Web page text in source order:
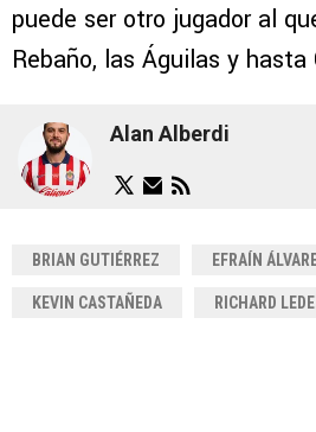
puede ser otro jugador al
Rebaño, las Águilas y hasta
Alan Alberdi
BRIAN GUTIÉRREZ EFRAÍN
KEVIN CASTAÑEDA RICHARD